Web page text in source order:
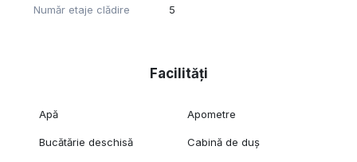
Număr etaje clădire 5
Facilități
Apă Apometre
Bucătărie deschisă Cabină de duș